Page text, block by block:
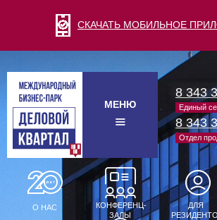
СКАЧАТЬ МОБИЛЬНОЕ
МЕНЮ
8 343
Единый
8 343
Отдел
О НАС
КОНФЕРЕНЦ-
ЗАЛЫ
ДЛЯ